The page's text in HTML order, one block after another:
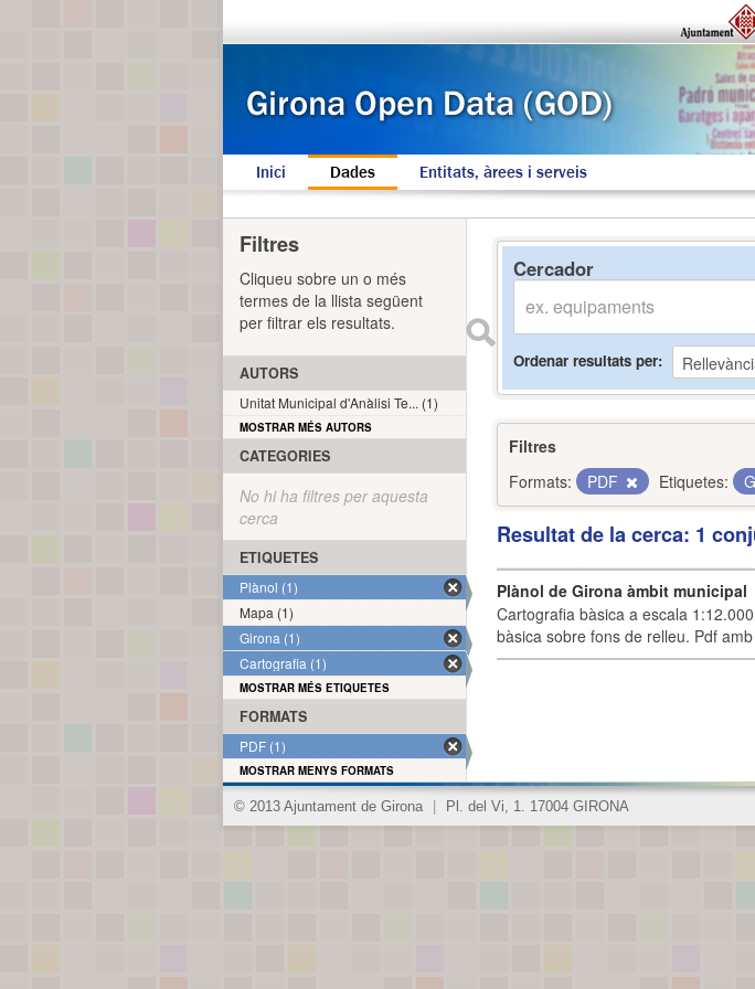
Inici Dades Entitats, àrees i serveis
Cercador
Ordenar resultats per
Filtres
Formats:
PDF Etiquetes:
Resultat de la cerca: 1
Plànol de Girona àmbit municipal
Cartografia bàsica a escala
bàsica sobre fons de relleu. Pdf
Filtres
Cliqueu sobre un o més
termes de la llista següent
per filtrar els resultats.
AUTORS
Unitat Municipal d'Anàlisi Te... (1)
MOSTRAR MÉS AUTORS
CATEGORIES
No hi ha filtres per aquesta
cerca
ETIQUETES
Plànol (1)
Mapa (1)
Girona (1)
Cartografia (1)
MOSTRAR MÉS ETIQUETES
FORMATS
PDF (1)
MOSTRAR MENYS FORMATS
© 2013 Ajuntament de Girona Pl. del Vi, 1. 17004 GIRONA